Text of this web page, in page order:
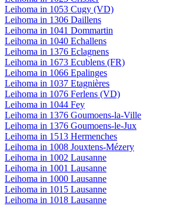
Leihoma in 1053 Cugy (VD)
Leihoma in 1306 Daillens
Leihoma in 1041 Dommartin
Leihoma in 1040 Echallens
Leihoma in 1376 Eclagnens
Leihoma in 1673 Ecublens (FR)
Leihoma in 1066 Epalinges
Leihoma in 1037 Etagnières
Leihoma in 1076 Ferlens (VD)
Leihoma in 1044 Fey
Leihoma in 1376 Goumoens-la-Ville
Leihoma in 1376 Goumoens-le-Jux
Leihoma in 1513 Hermenches
Leihoma in 1008 Jouxtens-Mézery
Leihoma in 1002 Lausanne
Leihoma in 1001 Lausanne
Leihoma in 1000 Lausanne
Leihoma in 1015 Lausanne
Leihoma in 1018 Lausanne